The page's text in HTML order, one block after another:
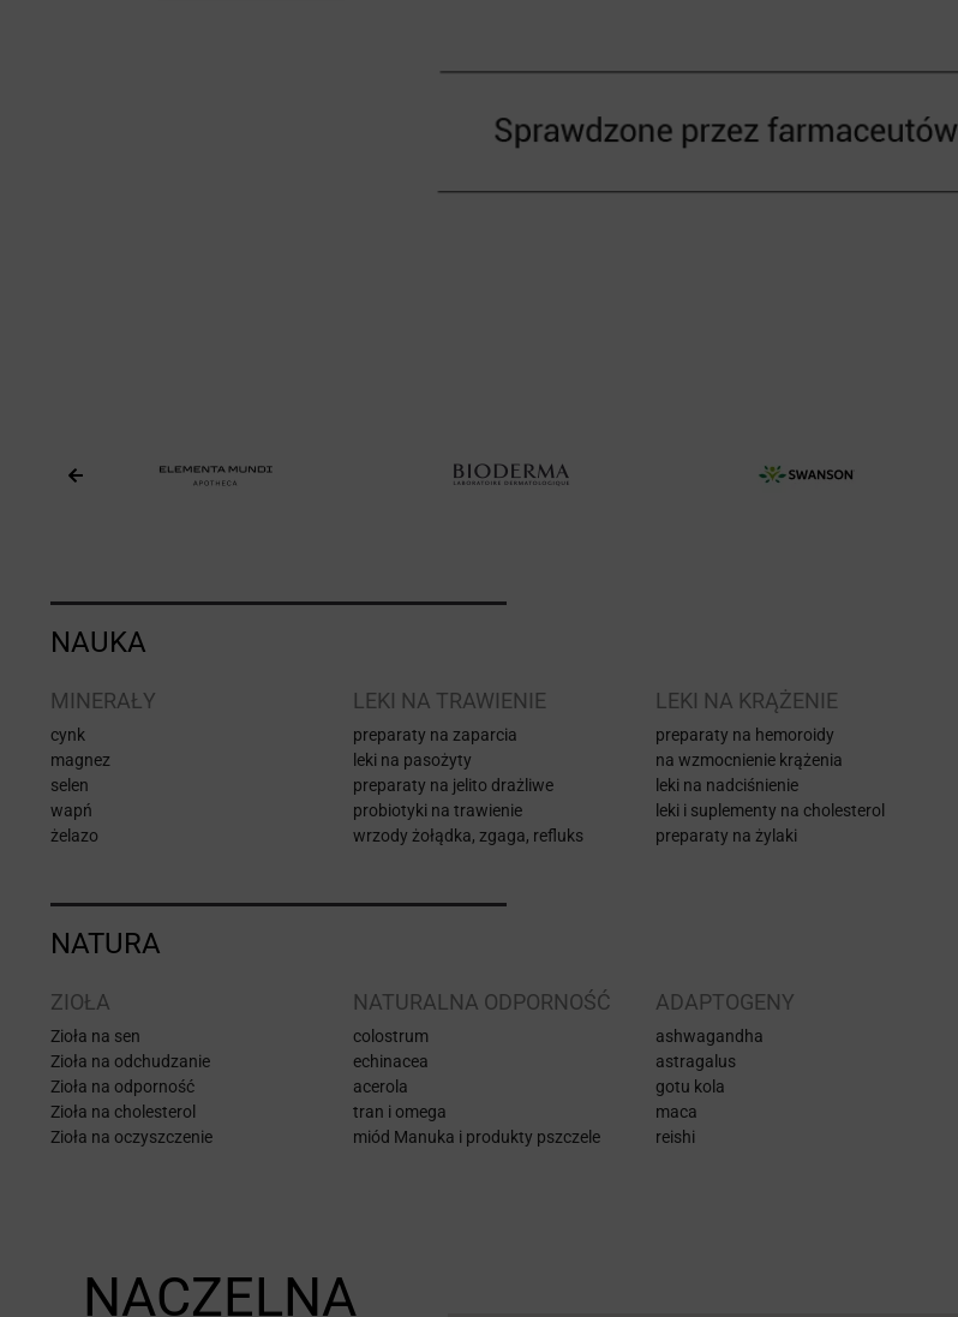
NAUKA
MINERAŁY
cynk
magnez
selen
wapń
żelazo
LEKI NA TRAWIENIE
preparaty na zaparcia
leki na pasożyty
preparaty na jelito drażliwe
probiotyki na trawienie
wrzody żołądka, zgaga, refluks
LEKI NA KRĄŻENIE
preparaty na hemoroidy
na wzmocnienie krążenia
leki na nadciśnienie
leki i suplementy na cholesterol
preparaty na żylaki
NATURA
ZIOŁA
Zioła na sen
Zioła na odchudzanie
Zioła na odporność
Zioła na cholesterol
Zioła na oczyszczenie
NATURALNA ODPORNOŚĆ
colostrum
echinacea
acerola
tran i omega
miód Manuka i produkty pszczele
ADAPTOGENY
ashwagandha
astragalus
gotu kola
maca
reishi
NACZELNA